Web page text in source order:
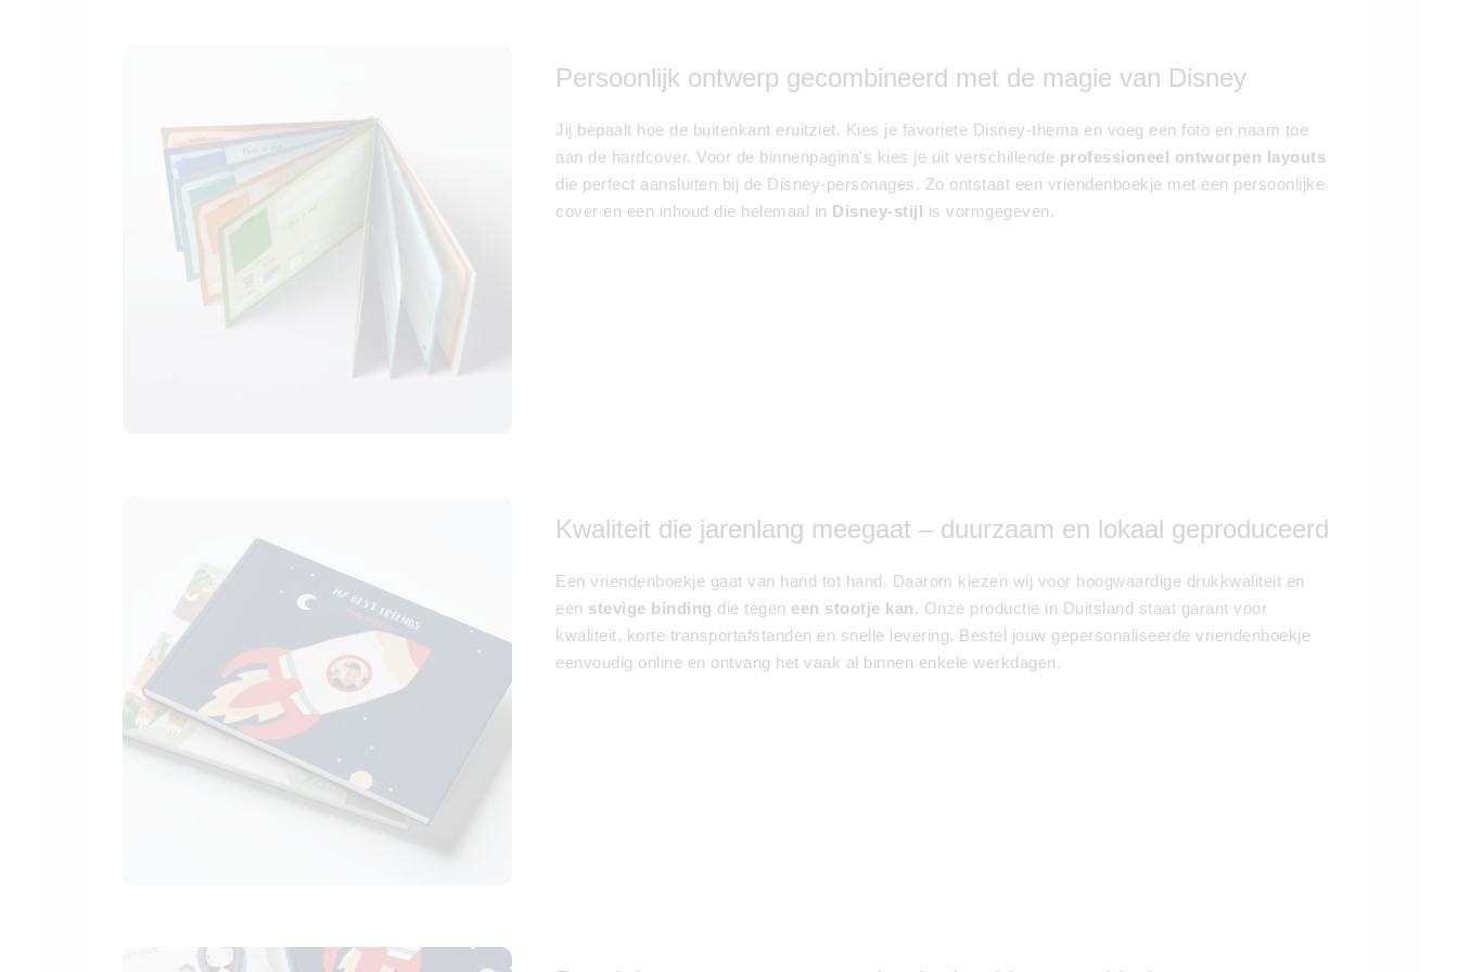
Persoonlijk ontwerp gecombineerd met de magie van Disney
Jij bepaalt hoe de buitenkant eruitziet. Kies je favoriete Disney-thema en voeg een foto en naam toe
aan de hardcover. Voor de binnenpagina's kies je uit verschillende professioneel ontworpen layouts
die perfect aansluiten bij de Disney-personages. Zo ontstaat een vriendenboekje met een persoonlijke
cover en een inhoud die helemaal in Disney-stijl is vormgegeven.
Kwaliteit die jarenlang meegaat – duurzaam en lokaal geproduceerd
Een vriendenboekje gaat van hand tot hand. Daarom kiezen wij voor hoogwaardige drukkwaliteit en
een stevige binding die tegen een stootje kan. Onze productie in Duitsland staat garant voor
kwaliteit, korte transportafstanden en snelle levering. Bestel jouw gepersonaliseerde vriendenboekje
eenvoudig online en ontvang het vaak al binnen enkele werkdagen.